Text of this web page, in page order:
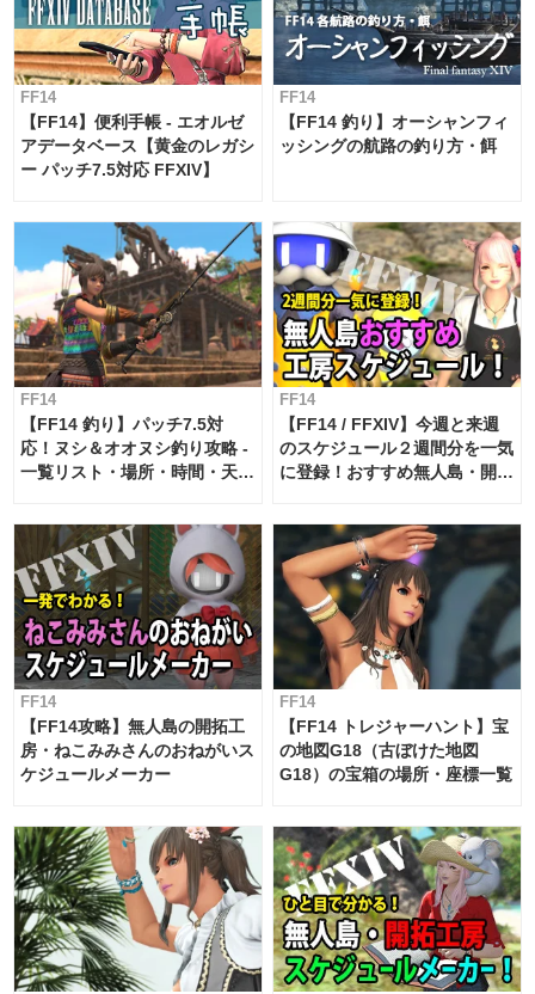
FF14
【FF14】便利手帳 - エオルゼ
アデータベース【黄金のレガシ
ー パッチ7.5対応 FFXIV】
FF14
【FF14 釣り】オーシャンフィ
ッシングの航路の釣り方・餌
FF14
【FF14 釣り】パッチ7.5対
応！ヌシ＆オオヌシ釣り攻略 -
一覧リスト・場所・時間・天
FF14
【FF14 / FFXIV】今週と来週
のスケジュール２週間分を一気
に登録！おすすめ無人島・開拓
対応 / 毎週更新中】
FF14
【FF14攻略】無人島の開拓工
房・ねこみみさんのおねがいス
ケジュールメーカー
FF14
【FF14 トレジャーハント】宝
の地図G18（古ぼけた地図
G18）の宝箱の場所・座標一覧